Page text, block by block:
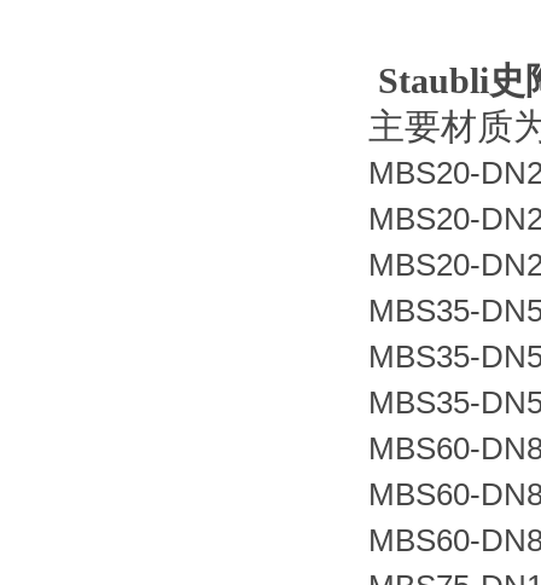
Staubli史
主要材质
MBS20-
MBS20-
MBS20-
MBS35-
MBS35-
MBS35-
MBS60-
MBS60-
MBS60-